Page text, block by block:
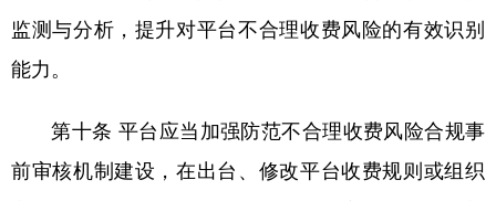
监测与分析，提升对平台不合理收费风险的有效识别
能力。
第十条 平台应当加强防范不合理收费风险合规事
前审核机制建设，在出台、修改平台收费规则或组织